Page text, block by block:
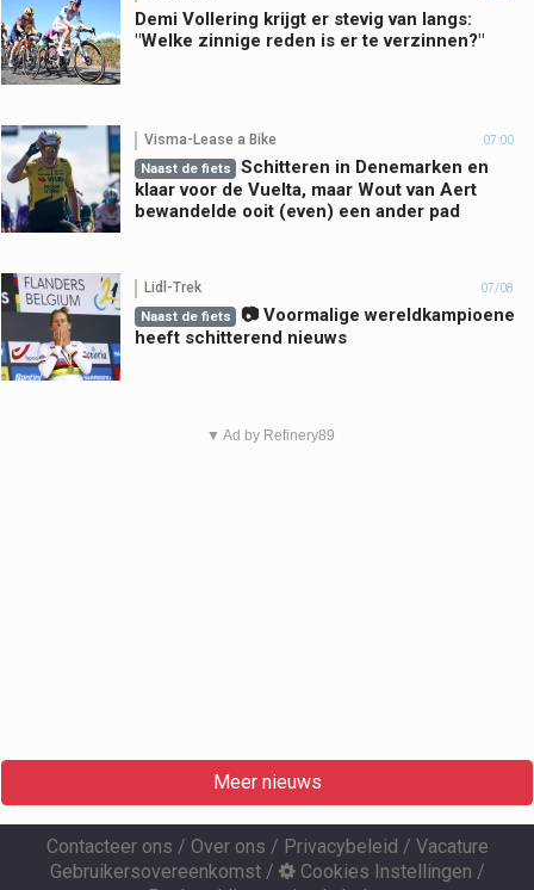
Demi Vollering krijgt er stevig van langs:
"Welke zinnige reden is er te verzinnen?"
Visma-Lease a Bike 07:00
Naast de fiets
Schitteren in Denemarken en
klaar voor de Vuelta, maar Wout van Aert
bewandelde ooit (even) een ander pad
Lidl-Trek 07/08
Naast de fiets
📷 Voormalige wereldkampioene
heeft schitterend nieuws
▼ Ad by Refinery89
Meer nieuws
Contacteer ons / Over ons / Privacybeleid / Vacature
Gebruikersovereenkomst/ Cookies Instellingen /